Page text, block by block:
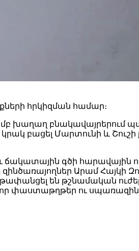
հրկիզման համար։
խաղաղ
բացել Մարտունի և
գծի հարավային
Արամ Հայկի
են թշնամական
ու